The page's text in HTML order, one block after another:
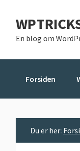
direkte
indhold
direkte
En blog om
Forsiden
Du er her: